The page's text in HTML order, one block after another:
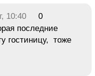
10:40
0
последние
гостиницу, тоже